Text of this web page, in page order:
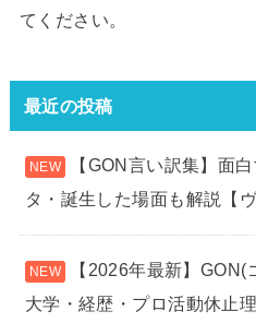
てください。
最近の投稿
【GON言い訳集】面
タ・誕生した場面も解説【
【2026年最新】GON(
大学・経歴・プロ活動休止